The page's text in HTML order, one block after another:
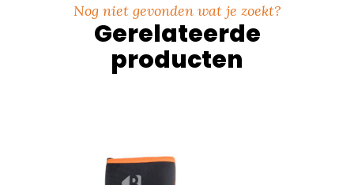
Nog niet gevonden wat je zoekt?
Gerelateerde
producten